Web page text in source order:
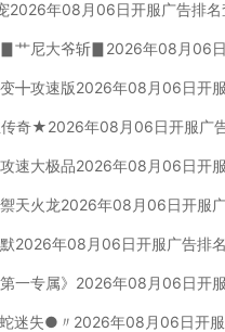
2026年08月06日开服广告排名
艹尼大爷斩▊2026年08月06日
╋攻速版2026年08月06日开
奇★2026年08月06日开服广
攻速大极品2026年08月06日开
禦天火龙2026年08月06日开服
2026年08月06日开服广告排
第一专属》2026年08月06日开
迷失●〃2026年08月06日开服